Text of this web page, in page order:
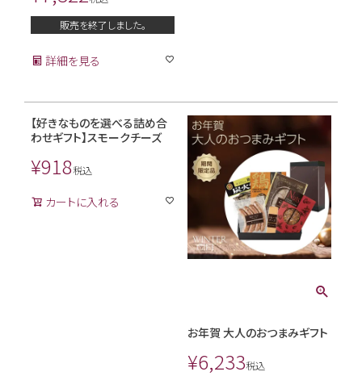
販売を終了しました。
詳細を見る
【好きなものを選べる詰め合
わせギフト】スモークチーズ
¥918税込
カートに入れる
お年賀 大人のおつまみギフト
¥6,233税込